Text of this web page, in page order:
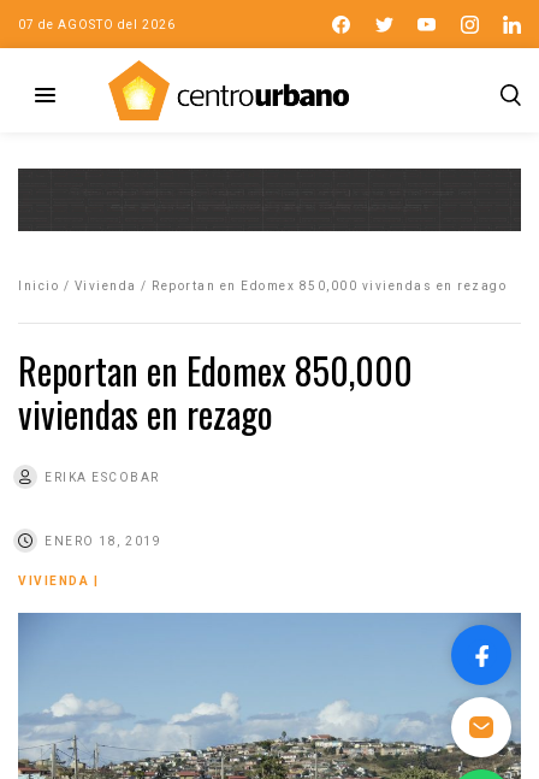
07 de AGOSTO del 2026
Inicio / Vivienda / Reportan en Edomex 850,000 viviendas en rezago
Reportan en Edomex 850,000
viviendas en rezago
ERIKA ESCOBAR
ENERO 18, 2019
VIVIENDA